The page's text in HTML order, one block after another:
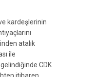
kardeşlerinin
atalık
ile
CDK